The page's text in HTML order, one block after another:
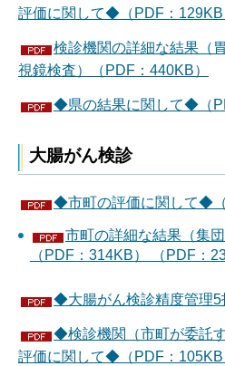
評価に関して◆（PDF：129KB
検診機関の詳細な結果（
視鏡検査）（PDF：440KB）
◆県の結果に関して◆（
大腸がん検診
◆市町の評価に関して◆（
市町の詳細な結果（集
（PDF：314KB） （PDF：
◆大腸がん検診精度管理5
◆検診機関（市町が委託
評価に関して◆（PDF：105KB